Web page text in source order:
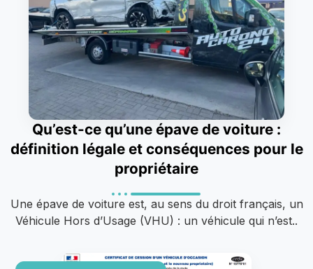
Qu’est-ce qu’une épave de voiture :
définition légale et conséquences pour le
propriétaire
Une épave de voiture est, au sens du droit français, un
Véhicule Hors d’Usage (VHU) : un véhicule qui n’est..